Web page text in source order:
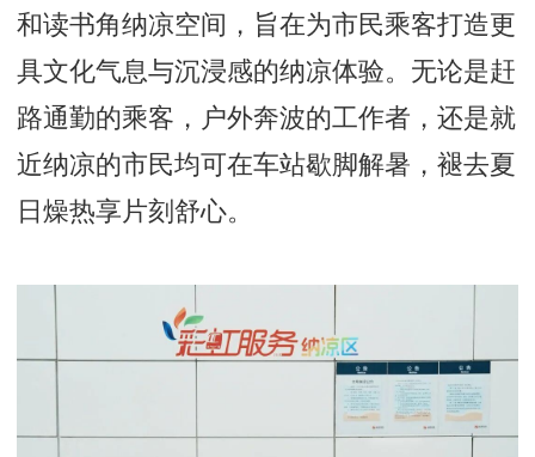
和读书角纳凉空间，旨在为市民乘客打造更
具文化气息与沉浸感的纳凉体验。无论是赶
路通勤的乘客，户外奔波的工作者，还是就
近纳凉的市民均可在车站歇脚解暑，褪去夏
日燥热享片刻舒心。